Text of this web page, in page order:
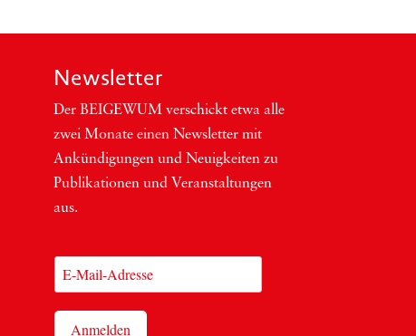
Newsletter
Der BEIGEWUM ver­schickt etwa alle
zwei Mona­te einen News­let­ter mit
Ankün­di­gun­gen und Neu­ig­kei­ten zu
Publi­ka­tio­nen und Ver­an­stal­tun­gen
aus.